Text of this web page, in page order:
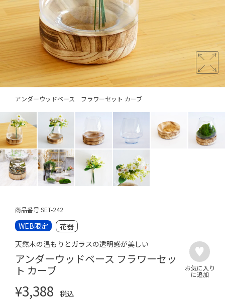
アンダーウッドベース フラワーセット カーブ
商品番号SET-242
WEB限定
花器
天然木の温もりとガラスの透明感が美しい
アンダーウッドベース フラワーセッ
ト カーブ
¥3,388
税込